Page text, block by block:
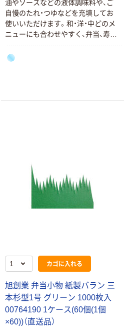
油やソースなどの液体調味料や、ご
自慢のたれ・つゆなどを充填してお
使いいただけます。和・洋・中どのメ
ニューにも合わせやすく、弁当、寿
司、総菜などに。テイクアウトやデリ
バリーにもお使いいただけます。
カゴに入れる
旭創業 弁当小物 紙製バラン 三
本杉型1号 グリーン 1000枚入
00764190 1ケース(60個(1個
×60))（直送品）
（税込）
本気プライス
リサイクル100
芯あり FSC認
証
￥470~